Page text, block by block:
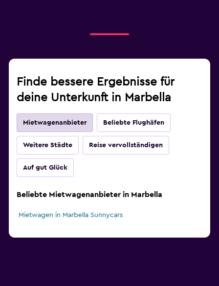
Finde bessere Ergebnisse für
deine Unterkunft in Marbella
Mietwagenanbieter Beliebte Flughäfen
Weitere Städte Reise vervollständigen
Auf gut Glück
Beliebte Mietwagenanbieter in Marbella
Mietwagen in Marbella Sunnycars